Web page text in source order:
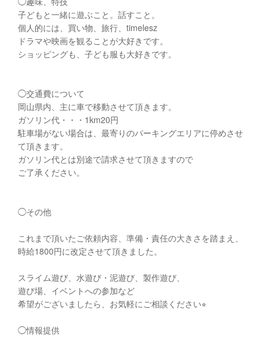
子どもと一緒に遊ぶこと。話すこと。
個人的には、買い物、旅行、timelesz
ドラマや映画を観ることが大好きです。
ショッピングも、子ども服も大好きです。
◯交通費について
岡山県内、主に車で移動させて頂きます。
ガソリン代・・・1km20円
駐車場がない場合は、最寄りのパーキングエリアに停めさせ
て頂きます。
ガソリン代とは別途で請求させて頂きますので
ご了承ください。
◯その他
これまで頂いたご依頼内容、準備・責任の大きさを踏まえ、
時給1800円に改定させて頂きました。
スライム遊び、水遊び・泥遊び、製作遊び、
遊び場、イベントへの参加など
希望がございましたら、お気軽にご相談ください⭐︎
◯情報提供